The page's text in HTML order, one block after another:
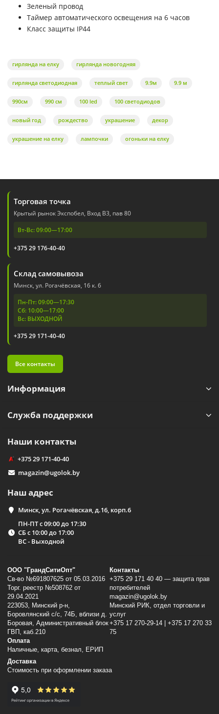
Зеленый провод
Таймер автоматического освещения на 6 часов
Класс защиты IP44
гирлянда на елку гирлянда новогодняя
гирлянда светодиодная теплый свет 9.9м 9.9 м
990см 990 см 100 led 100 светодиодов
новый год рождество украшение декор
украшение на елку лампочки огоньки на елку
Торговая точка
Крытый рынок Экспобел, Вход В3, пав 80
Вт-Вс: 09:00—17:00
+375 29 176-40-40
Склад самовывоза
Минск, ул. Рогачёвская, 16 к. 6
Пн-Пт: 09:00—17:30
Сб: 10:00—17:00
Вс: ВЫХОДНОЙ
+375 29 171-40-40
Все контакты
Информация
Служба поддержки
Наши контакты
+375 29 171-40-40
magazin@ugolok.by
Наш адрес
Минск, ул. Рогачёвская, д.16, корп.6
ПН-ПТ с 09:00 до 17:30
СБ с 10:00 до 17:00
ВС - Выходной
ООО "ГрандСитиОпт"
Св-во №691807625 от 05.03.2016
Торг. реестр №508762 от
29.04.2021
223053, Минский p-н,
Боровлянский с/с, 74Б, вблизи д.
Боровая, Административный блок
ГВП, каб.210
Контакты
+375 29 171 40 40 — защита прав
потребителей
magazin@ugolok.by
Минский РИК, отдел торговли и
услуг
+375 17 270-29-14 | +375 17 270 33
75
Оплата
Наличные, карта, безнал, ЕРИП
Доставка
Стоимость при оформлении заказа